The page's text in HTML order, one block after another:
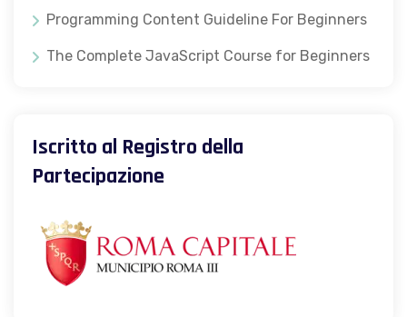
Programming Content Guideline For Beginners
The Complete JavaScript Course for Beginners
Iscritto al Registro della
Partecipazione